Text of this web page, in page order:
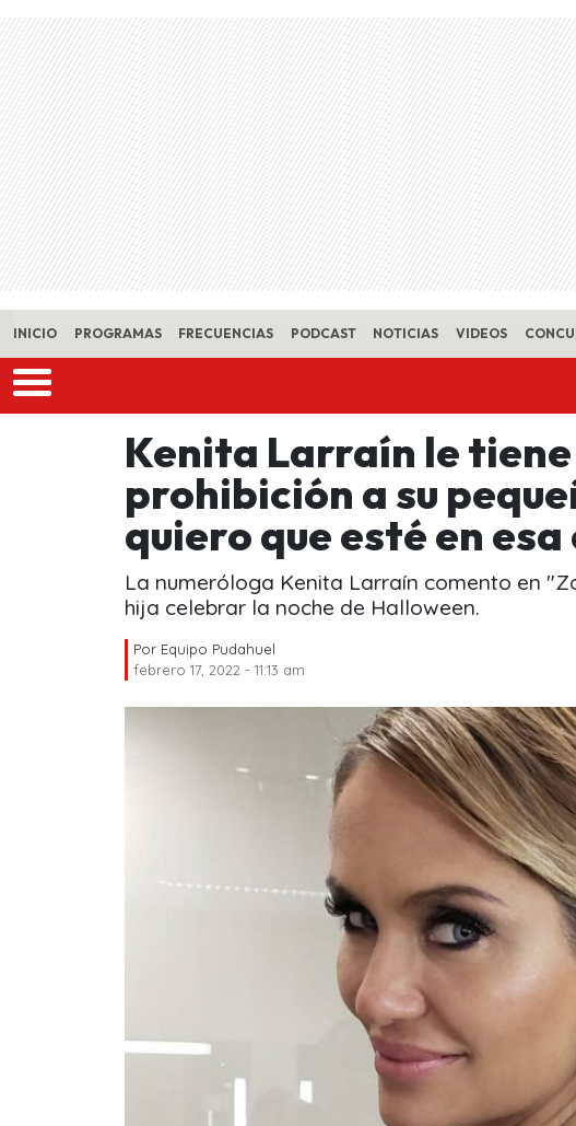
Skip to main content
INICIO PROGRAMAS FRECUENCIAS PODCAST NOTICIAS VIDEOS
Kenita Larraín le
prohibición a su
quiero que esté en
La numeróloga Kenita Larraín comento en
hija celebrar la noche de Halloween.
Por Equipo Pudahuel
febrero 17, 2022 - 11:13 am